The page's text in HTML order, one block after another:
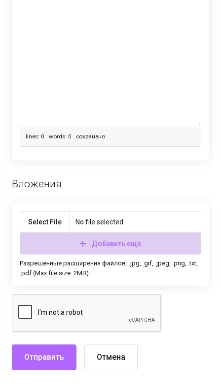
lines: 0 words: 0 сохранено
Вложения
Select File No file selected
Добавить еще
Разрешенные расширения файлов: .jpg, .gif, .jpeg, .png, .txt,
.pdf (Max file size: 2MB)
Отмена